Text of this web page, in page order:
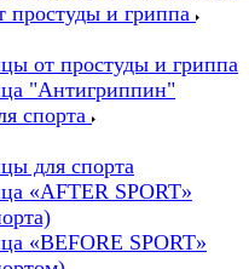
простуды и гриппа
от простуды и гриппа
"Антигриппин"
спорта
для спорта
«AFTER SPORT»
«BEFORE SPORT»